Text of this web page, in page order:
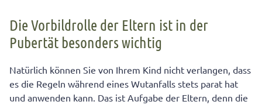
Die Vorbildrolle der Eltern ist in der
Pubertät besonders wichtig
Natürlich können Sie von Ihrem Kind nicht verlangen, dass
es die Regeln während eines Wutanfalls stets parat hat
und anwenden kann. Das ist Aufgabe der Eltern, denn die